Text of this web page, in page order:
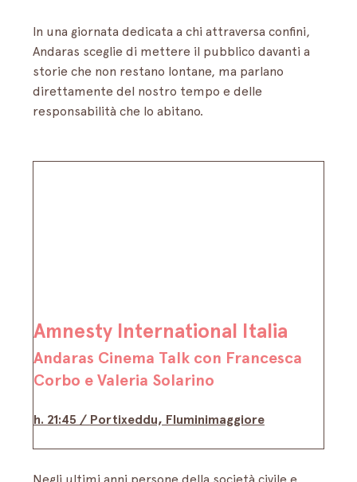
In una giornata dedicata a chi attraversa confini,
Andaras sceglie di mettere il pubblico davanti a
storie che non restano lontane, ma parlano
direttamente del nostro tempo e delle
responsabilità che lo abitano.
Amnesty International Italia
Andaras Cinema Talk con Francesca
Corbo e Valeria Solarino
h. 21:45 / Portixeddu, Fluminimaggiore